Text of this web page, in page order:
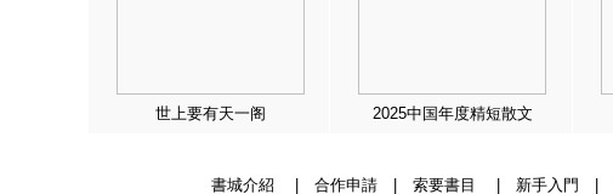
世上要有天一阁 2025中国年度精短散文
書城介紹 合作申請| 索要書目 新手入門